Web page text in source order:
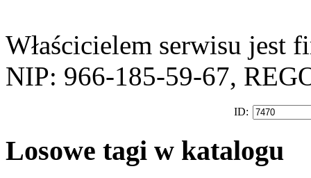
Właścicielem serwisu jest
NIP: 966-185-59-67,
ID:
Losowe tagi w katalogu